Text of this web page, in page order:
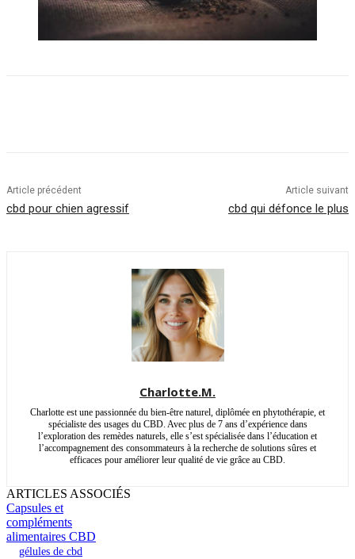
Article précédent
cbd pour chien agressif
Article suivant
cbd qui défonce le plus
Charlotte.M.
Charlotte est une passionnée du bien-être naturel, diplômée en phytothérapie, et
spécialiste des usages du CBD. Avec plus de 7 ans d’expérience dans
l’exploration des remèdes naturels, elle s’est spécialisée dans l’éducation et
l’accompagnement des consommateurs à la recherche de solutions sûres et
efficaces pour améliorer leur qualité de vie grâce au CBD.
ARTICLES ASSOCIÉS
Capsules et
compléments
alimentaires CBD
gélules de cbd